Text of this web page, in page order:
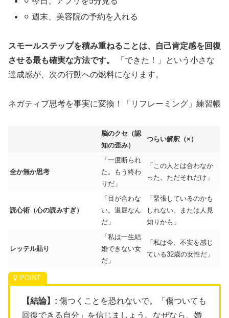
⚪︎ 週末、美容院の予約を入れる
スモールステップを積み重ねることは、自己肯定感を回復
させる最も確実な方法です。
「できた！」という小さな
達成感が、次の行動への燃料になります。
ネガティブ思考を事実に変換！「リフレーミング」練習帳
脳のクセ（認
知の歪み）
つらい解釈（×）
全か無か思考
「一度断られ
た。もう終わ
りだ」
「この人とは合わなか
った。ただそれだけ」
読心術（心の読みすぎ）
「目が合わな
い。退屈なん
だ」
「緊張しているのかも
しれない。または人見
知りかも」
レッテル貼り
「私は一生結
婚できない女
だ」
「私は今、不安を感じ
ている32歳の女性だ」
【結論】: 傷つくことを恐れないで。「傷ついても
回復できる自分」を信じましょう。なぜなら、婚